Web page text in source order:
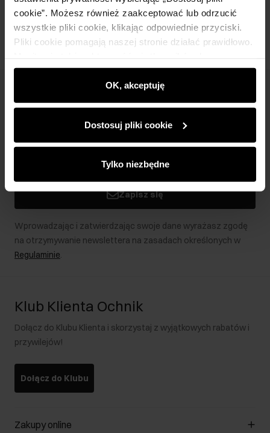
cookie”. Możesz również zaakceptować lub odrzucić
wszystkie pliki cookie, klikając odpowiednie przyciski.
Pliki cookie pomagają naszej stronie działać prawidłowo.
wyświetlać im dopasowane do ich preferencji treści,
rekomendacje oraz komunikaty reklamowe informujące o
najnowszych promocjach w e-sklepie. Informacje o tym,
partnerom społecznościowym, reklamowym i
analitycznym. Partnerzy mogą połączyć te informacje z
podczas korzystania z ich usług.
OK, akceptuję
Dostosuj pliki cookie
Tylko niezbędne
Opinie
Newsletter
Bądź na bieżąco z nowościami i promocjami!
Zapisz się
Wprowadzając i zatwierdzając swoje dane wyrażasz zgodę
na otrzymywanie newslettera na zasadach określonych w
Regulaminie.
Klub Klienta Ochnik
Dołącz do Klubu Klienta i skorzystaj z wyjątkowych rabatów i
przywilejów!
Dołącz do Klubu
Zakupy online